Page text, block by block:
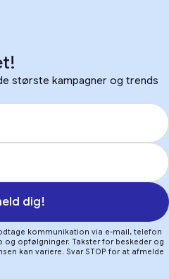
største kampagner og trends
dig!
kommunikation via e-mail, telefon
og opfølgninger. Takster for beskeder og
kan variere. Svar STOP for at afmelde